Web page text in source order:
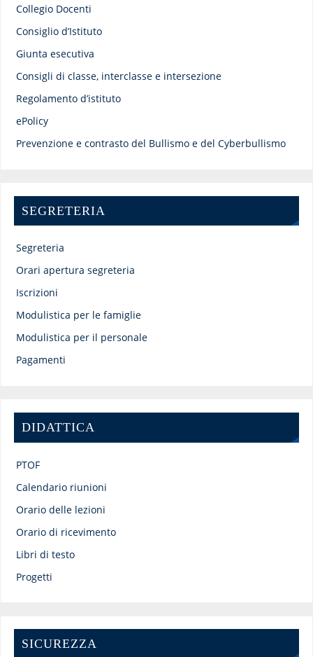
Collegio Docenti
Consiglio d’Istituto
Giunta esecutiva
Consigli di classe, interclasse e intersezione
Regolamento d’istituto
ePolicy
Prevenzione e contrasto del Bullismo e del Cyberbullismo
SEGRETERIA
Segreteria
Orari apertura segreteria
Iscrizioni
Modulistica per le famiglie
Modulistica per il personale
Pagamenti
DIDATTICA
PTOF
Calendario riunioni
Orario delle lezioni
Orario di ricevimento
Libri di testo
Progetti
SICUREZZA